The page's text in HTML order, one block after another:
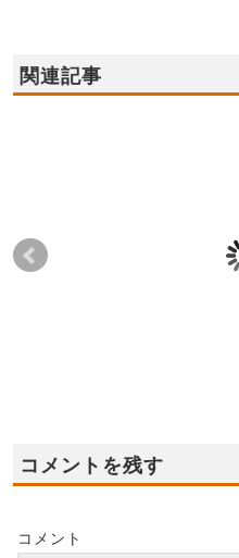
関連記事
2022年9月3日(土),4日
コメントを残す
コメント